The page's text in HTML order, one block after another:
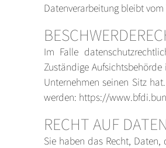
Datenverarbeitung bleibt
Im Falle
Zuständige
Unternehmen seinen Sitz
werden: https://
RECHT AUF
Sie haben das Recht,